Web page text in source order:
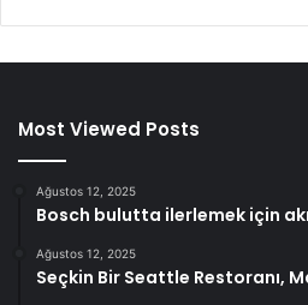
Most Viewed Posts
Ağustos 12, 2025
Bosch bulutta ilerlemek için
Ağustos 12, 2025
Seçkin Bir Seattle Restoranı,